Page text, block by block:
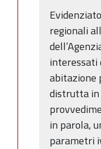
regionali
interessati
abitazione
distrutta in
in parola,
parametri